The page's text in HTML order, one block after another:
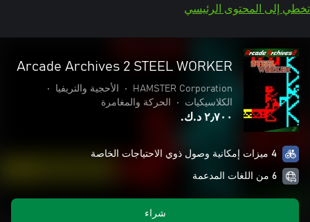
تخطي إلى المحتوى الرئيسي
Arcade Archives 2 STEEL WORKER
HAMSTER Corporation
• الأحجية والتريفيا
•
الكلاسيكيات
• الحركة والمغامرة
٢٫٧٠٠ د.ك.‏
4 ميزات إمكانية وصول ذوي الاحتياجات الخاصة
6 من اللغات المدعمة
شراء